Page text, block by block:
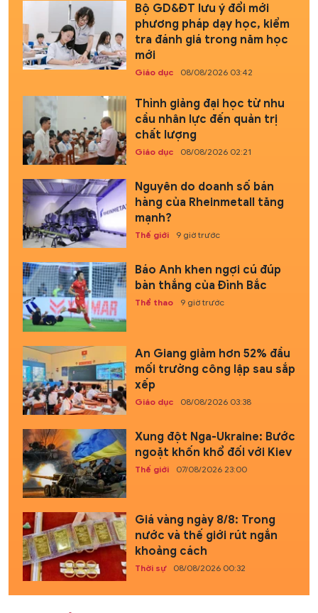
Bộ GD&ĐT lưu ý đổi mới
phương pháp dạy học, kiểm
tra đánh giá trong năm học
mới
Giáo dục 08/08/2026 03:42
Thỉnh giảng đại học từ nhu
cầu nhân lực đến quản trị
chất lượng
Giáo dục 08/08/2026 02:21
Nguyên do doanh số bán
hàng của Rheinmetall tăng
mạnh?
Thế giới 9 giờ trước
Báo Anh khen ngợi cú đúp
bàn thắng của Đình Bắc
Thể thao 9 giờ trước
An Giang giảm hơn 52% đầu
mối trường công lập sau sắp
xếp
Giáo dục 08/08/2026 03:38
Xung đột Nga-Ukraine: Bước
ngoặt khốn khổ đối với Kiev
Thế giới 07/08/2026 23:00
Giá vàng ngày 8/8: Trong
nước và thế giới rút ngắn
khoảng cách
Thời sự 08/08/2026 00:32